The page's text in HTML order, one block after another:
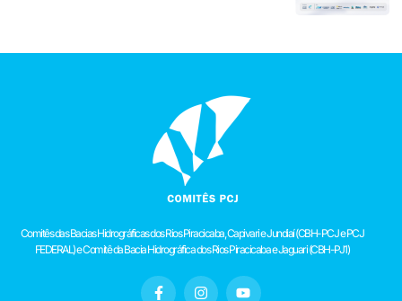
Comitês das Bacias Hidrográficas dos Rios Piracicaba, Capivari e Jundiaí (CBH-PCJ e PCJ
FEDERAL) e Comitê da Bacia Hidrográfica dos Rios Piracicaba e Jaguari (CBH-PJ1)